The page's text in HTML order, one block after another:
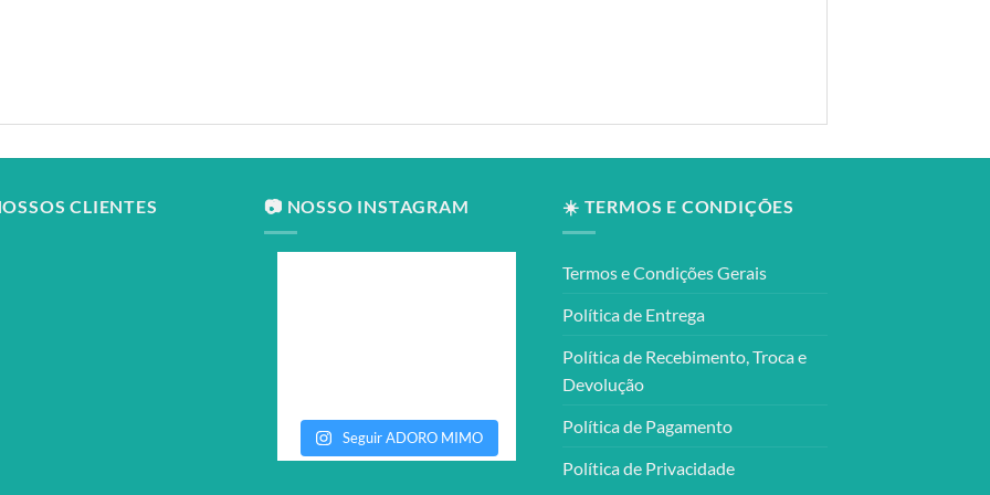
CLIENTES 📷 NOSSO INSTAGRAM
Seguir ADORO MIMO
☀️ TERMOS E CONDIÇÕES
Termos e Condições Gerais
Política de Entrega
Política de Recebimento, Troca e
Devolução
Política de Pagamento
Política de Privacidade